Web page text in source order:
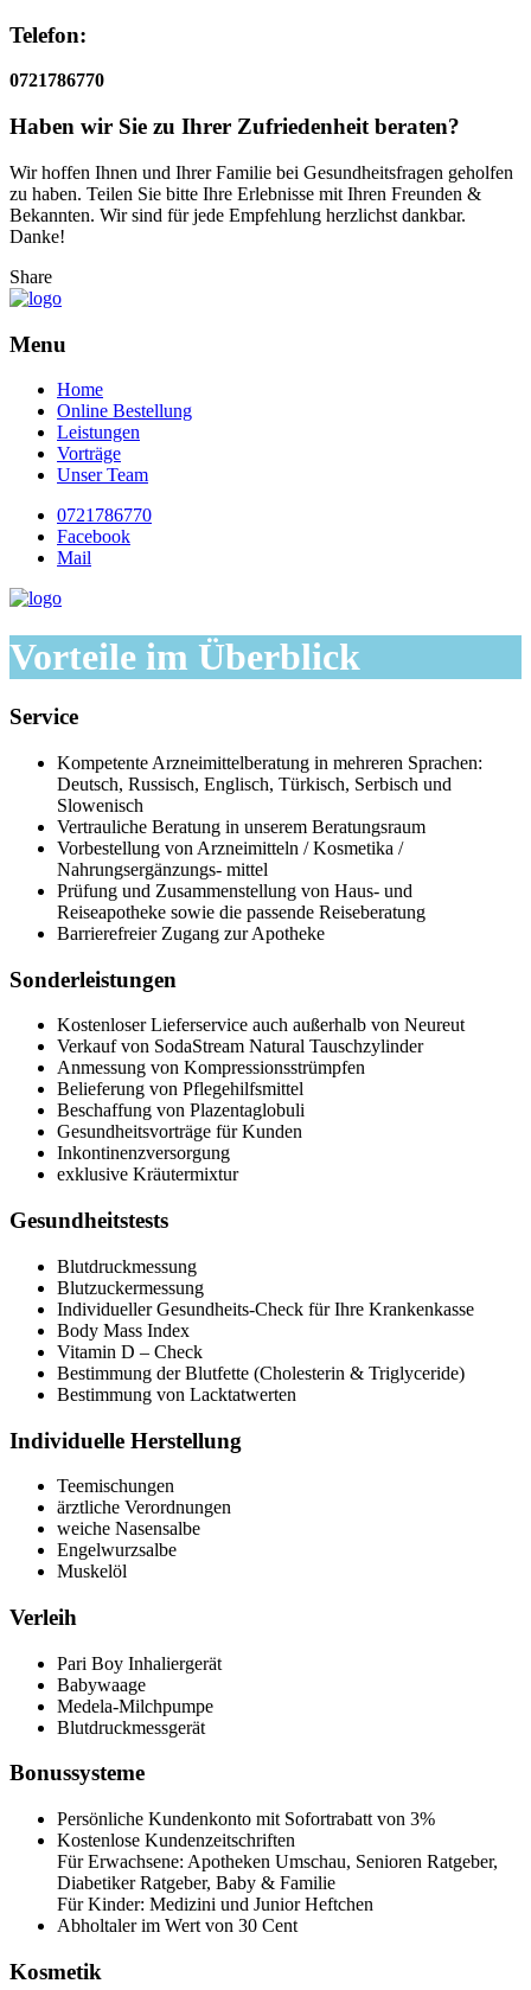
Telefon:
0721786770
Haben wir Sie zu Ihrer Zufriedenheit beraten?
Wir hoffen Ihnen und Ihrer Familie bei Gesundheitsfragen geholfen
zu haben. Teilen Sie bitte Ihre Erlebnisse mit Ihren Freunden &
Bekannten. Wir sind für jede Empfehlung herzlichst dankbar.
Danke!
Share
Menu
Home
Online Bestellung
Leistungen
Vorträge
Unser Team
0721786770
Facebook
Mail
Vorteile im Überblick
Service
Kompetente Arzneimittelberatung in mehreren Sprachen:
Deutsch, Russisch, Englisch, Türkisch, Serbisch und
Slowenisch
Vertrauliche Beratung in unserem Beratungsraum
Vorbestellung von Arzneimitteln / Kosmetika /
Nahrungsergänzungs- mittel
Prüfung und Zusammenstellung von Haus- und
Reiseapotheke sowie die passende Reiseberatung
Barrierefreier Zugang zur Apotheke
Sonderleistungen
Kostenloser Lieferservice auch außerhalb von Neureut
Verkauf von SodaStream Natural Tauschzylinder
Anmessung von Kompressionsstrümpfen
Belieferung von Pflegehilfsmittel
Beschaffung von Plazentaglobuli
Gesundheitsvorträge für Kunden
Inkontinenzversorgung
exklusive Kräutermixtur
Gesundheitstests
Blutdruckmessung
Blutzuckermessung
Individueller Gesundheits-Check für Ihre Krankenkasse
Body Mass Index
Vitamin D – Check
Bestimmung der Blutfette (Cholesterin & Triglyceride)
Bestimmung von Lacktatwerten
Individuelle Herstellung
Teemischungen
ärztliche Verordnungen
weiche Nasensalbe
Engelwurzsalbe
Muskelöl
Verleih
Pari Boy Inhaliergerät
Babywaage
Medela-Milchpumpe
Blutdruckmessgerät
Bonussysteme
Persönliche Kundenkonto mit Sofortrabatt von 3%
Kostenlose Kundenzeitschriften
Für Erwachsene: Apotheken Umschau, Senioren Ratgeber,
Diabetiker Ratgeber, Baby & Familie
Für Kinder: Medizini und Junior Heftchen
Abholtaler im Wert von 30 Cent
Kosmetik